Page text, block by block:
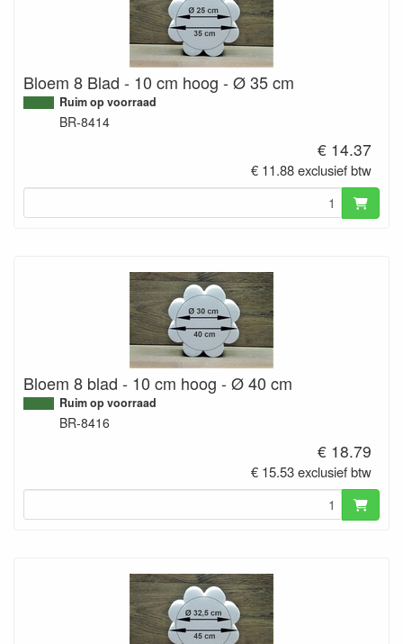
Bloem 8 Blad - 10 cm hoog - Ø 35 cm
Ruim op voorraad
BR-8414
€ 14.37
€ 11.88 exclusief btw
Bloem 8 blad - 10 cm hoog - Ø 40 cm
Ruim op voorraad
BR-8416
€ 18.79
€ 15.53 exclusief btw